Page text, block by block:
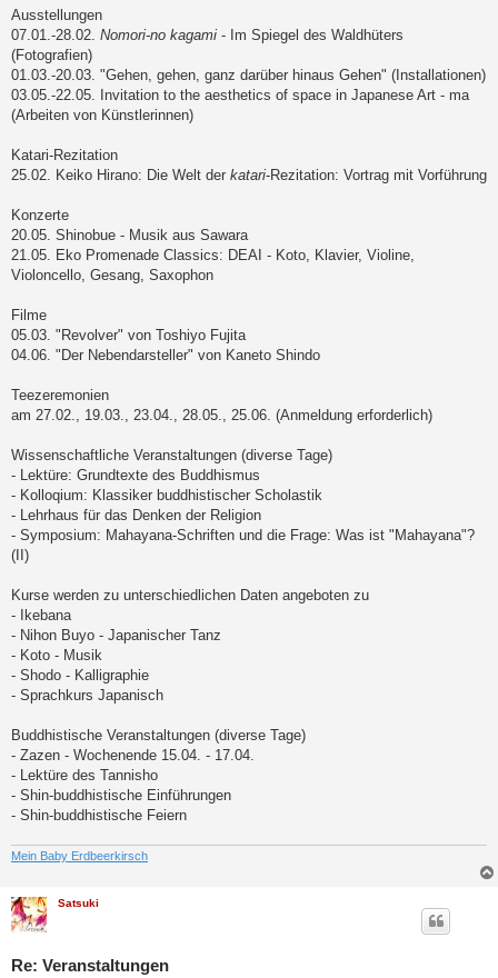
Ausstellungen
07.01.-28.02. Nomori-no kagami - Im Spiegel des Waldhüters
(Fotografien)
01.03.-20.03. "Gehen, gehen, ganz darüber hinaus Gehen" (Installationen)
03.05.-22.05. Invitation to the aesthetics of space in Japanese Art - ma
(Arbeiten von Künstlerinnen)
Katari-Rezitation
25.02. Keiko Hirano: Die Welt der katari-Rezitation: Vortrag mit Vorführung
Konzerte
20.05. Shinobue - Musik aus Sawara
21.05. Eko Promenade Classics: DEAI - Koto, Klavier, Violine,
Violoncello, Gesang, Saxophon
Filme
05.03. "Revolver" von Toshiyo Fujita
04.06. "Der Nebendarsteller" von Kaneto Shindo
Teezeremonien
am 27.02., 19.03., 23.04., 28.05., 25.06. (Anmeldung erforderlich)
Wissenschaftliche Veranstaltungen (diverse Tage)
- Lektüre: Grundtexte des Buddhismus
- Kolloqium: Klassiker buddhistischer Scholastik
- Lehrhaus für das Denken der Religion
- Symposium: Mahayana-Schriften und die Frage: Was ist "Mahayana"?
(II)
Kurse werden zu unterschiedlichen Daten angeboten zu
- Ikebana
- Nihon Buyo - Japanischer Tanz
- Koto - Musik
- Shodo - Kalligraphie
- Sprachkurs Japanisch
Buddhistische Veranstaltungen (diverse Tage)
- Zazen - Wochenende 15.04. - 17.04.
- Lektüre des Tannisho
- Shin-buddhistische Einführungen
- Shin-buddhistische Feiern
Mein Baby Erdbeerkirsch
Satsuki
Re: Veranstaltungen